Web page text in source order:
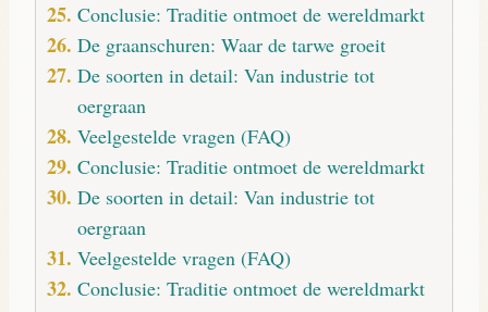
Conclusie: Traditie ontmoet de wereldmarkt
De graanschuren: Waar de tarwe groeit
De soorten in detail: Van industrie tot
oergraan
Veelgestelde vragen (FAQ)
Conclusie: Traditie ontmoet de wereldmarkt
De soorten in detail: Van industrie tot
oergraan
Veelgestelde vragen (FAQ)
Conclusie: Traditie ontmoet de wereldmarkt